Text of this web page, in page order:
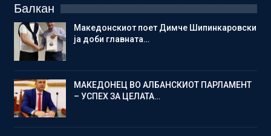
Балкан
Македонскиот поет Димче Шипинкаровски
ја доби главната…
МАКЕДОНЕЦ ВО АЛБАНСКИОТ ПАРЛАМЕНТ
– УСПЕХ ЗА ЦЕЛАТА…